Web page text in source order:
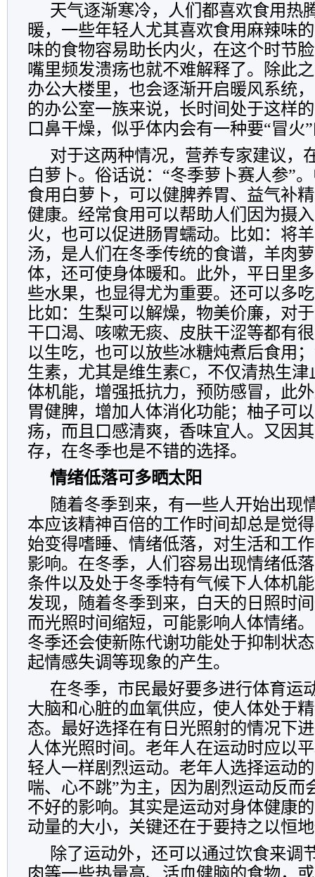
天气逐渐寒冷，人们都喜欢食用热
暖，一些年轻人尤其喜欢食用麻辣味
味的食物容易助长内火，在这个时节
嘴里频发溃疡也就不难解释了。除此
办公大楼里，也会逐渐开启暖风系统
的办公室一族来说，长时间处于这样
口鼻干燥，似乎体内会有一种要“冒火
对于这两种情况，营养专家建议，
白萝卜。俗话说：“冬季萝卜赛人参”
食用白萝卜，可以健脾养胃、益气补
健康。经常食用可以帮助人们因为摄
火，也可以促进肠胃蠕动。比如：将
汤，是人们在冬季传统的食谱，羊肉
体，还可使身体暖和。此外，平日里
些水果，也显得尤为重要。还可以多
比如：生梨可以解燥，物美价廉，对
干口渴、咳嗽无痰、皮肤干涩等都有
以生吃，也可以放些冰糖炖煮后食用
生素，尤其是维生素C，不仅清热生
体机能，增强抵抗力，预防感冒，此
胃健脾，增加人体消化功能；柚子可
疡，而且口感清爽，香味宜人。又因
存，在冬季也是不错的选择。
情绪低落可多晒太阳
随着冬季到来，有一些人开始出现
本应该精神百倍的工作时间却总是觉
始变得嗜睡、情绪低落，对生活和工
影响。在冬季，人们容易出现情绪低
条件以及处于冬季特有气候下人体机
发现，随着冬季到来，白天的日照时
而光照时间缩短，可能影响人体情绪
冬季还会使新陈代谢功能处于抑制状
起情感失调等现象的产生。
在冬季，市民最好要多进行体育运
大脑和心脏的血氧供应，使人体处于
态。最好选择在有日光照射的情况下
人体光照时间。老年人在运动时应以
轻人一样剧烈运动。老年人选择运动
喘、心不跳”为主，因为剧烈运动反而
不好的影响。其实是运动对身体健康
动量的大小，关键还在于要持之以恒
除了运动外，还可以通过饮食来调
肉等一些热量高、活血健脑的食物，